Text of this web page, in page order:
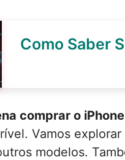
Como Saber
comprar o
Vamos
modelos.